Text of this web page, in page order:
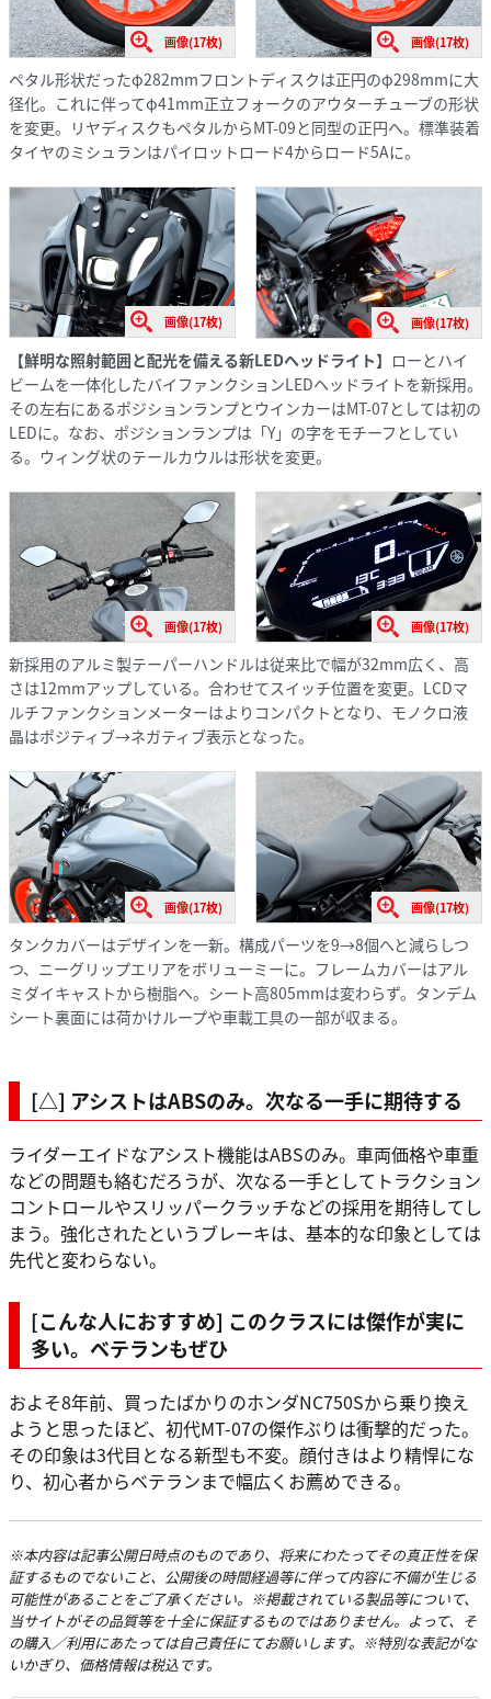
画像(17枚) 画像(17枚)
ペタル形状だったφ282mmフロントディスクは正円のφ298mmに大
径化。これに伴ってφ41mm正立フォークのアウターチューブの形状
を変更。リヤディスクもペタルからMT-09と同型の正円へ。標準装着
タイヤのミシュランはパイロットロード4からロード5Aに。
画像(17枚) 画像(17枚)
【鮮明な照射範囲と配光を備える新LEDヘッドライト】 ローとハイ
ビームを一体化したバイファンクションLEDヘッドライトを新採用。
その左右にあるポジションランプとウインカーはMT-07としては初の
LEDに。なお、ポジションランプは「Y」の字をモチーフとしてい
る。ウィング状のテールカウルは形状を変更。
画像(17枚) 画像(17枚)
新採用のアルミ製テーパーハンドルは従来比で幅が32mm広く、高
さは12mmアップしている。合わせてスイッチ位置を変更。LCDマ
ルチファンクションメーターはよりコンパクトとなり、モノクロ液
晶はポジティブ→ネガティブ表示となった。
画像(17枚) 画像(17枚)
タンクカバーはデザインを一新。構成パーツを9→8個へと減らしつ
つ、ニーグリップエリアをボリューミーに。フレームカバーはアル
ミダイキャストから樹脂へ。シート高805mmは変わらず。タンデム
シート裏面には荷かけループや車載工具の一部が収まる。
[△] アシストはABSのみ。次なる一手に期待する
ライダーエイドなアシスト機能はABSのみ。車両価格や車重
などの問題も絡むだろうが、次なる一手としてトラクション
コントロールやスリッパークラッチなどの採用を期待してし
まう。強化されたというブレーキは、基本的な印象としては
先代と変わらない。
[こんな人におすすめ] このクラスには傑作が実に
多い。ベテランもぜひ
およそ8年前、買ったばかりのホンダNC750Sから乗り換え
ようと思ったほど、初代MT-07の傑作ぶりは衝撃的だった。
その印象は3代目となる新型も不変。顔付きはより精悍にな
り、初心者からベテランまで幅広くお薦めできる。
※本内容は記事公開日時点のものであり、将来にわたってその真正性を保
証するものでないこと、公開後の時間経過等に伴って内容に不備が生じる
可能性があることをご了承ください。※掲載されている製品等について、
当サイトがその品質等を十全に保証するものではありません。よって、そ
の購入／利用にあたっては自己責任にてお願いします。※特別な表記がな
いかぎり、価格情報は税込です。